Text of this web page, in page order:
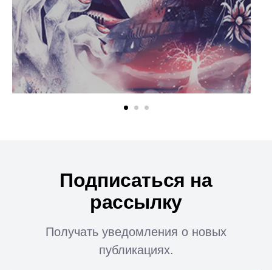
Подписаться на
рассылку
Получать уведомления о новых
публикациях.